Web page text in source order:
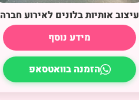
עיצוב אותיות בלונים לאירוע חברה
מידע נוסף
הזמנה בוואטסאפ